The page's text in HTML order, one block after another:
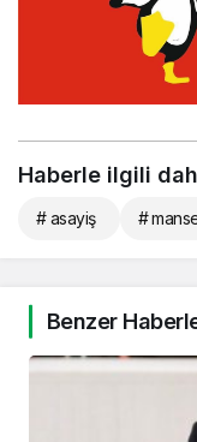
Haberle ilgili
# asayiş #
Benzer